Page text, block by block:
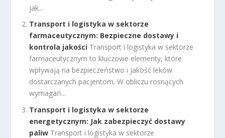
jak...
Transport i logistyka w sektorze
farmaceutycznym: Bezpieczne dostawy i
kontrola jakości Transport i logistyka w sektorze
farmaceutycznym to kluczowe elementy, które
wpływają na bezpieczeństwo i jakość leków
dostarczanych pacjentom. W obliczu rosnących
wymagań...
Transport i logistyka w sektorze
energetycznym: Jak zabezpieczyć dostawy
paliw Transport i logistyka w sektorze